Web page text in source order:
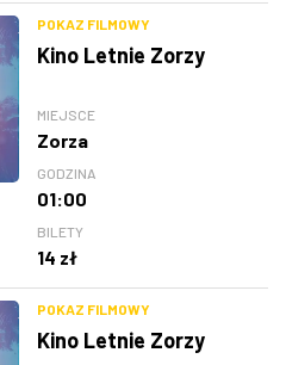
POKAZ FILMOWY
Kino Letnie Zorzy
MIEJSCE
Zorza
GODZINA
01:00
BILETY
14 zł
POKAZ FILMOWY
Kino Letnie Zorzy